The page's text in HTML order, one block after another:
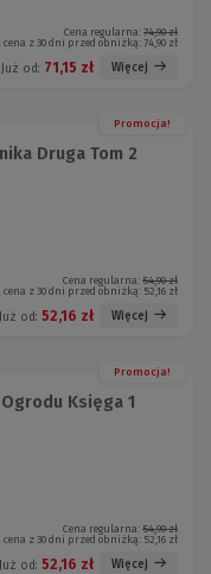
Cena regularna: 74,90 zł
z 30 dni przed obniżką: 74,90 zł
Już od: 71,15 zł Więcej
Promocja!
Druga Tom 2
Cena regularna: 54,90 zł
z 30 dni przed obniżką: 52,16 zł
Już od: 52,16 zł Więcej
Promocja!
Księga 1
Cena regularna: 54,90 zł
z 30 dni przed obniżką: 52,16 zł
Już od: 52,16 zł Więcej